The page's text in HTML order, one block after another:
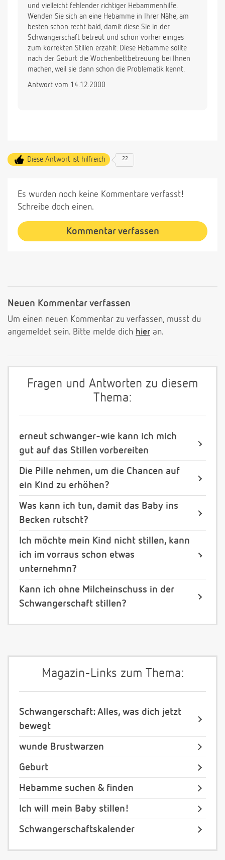
und vielleicht fehlender richtiger Hebammenhilfe.
Wenden Sie sich an eine Hebamme in Ihrer Nähe, am
besten schon recht bald, damit diese Sie in der
Schwangerschaft betreut und schon vorher einiges
zum korrekten Stillen erzählt. Diese Hebamme sollte
nach der Geburt die Wochenbettbetreuung bei Ihnen
machen, weil sie dann schon die Problematik kennt.
Antwort vom 14.12.2000
Diese Antwort ist hilfreich 22
Es wurden noch keine Kommentare verfasst!
Schreibe doch einen.
Kommentar verfassen
Neuen Kommentar verfassen
Um einen neuen Kommentar zu verfassen, musst du
angemeldet sein. Bitte melde dich hier an.
Fragen und Antworten zu diesem
Thema:
erneut schwanger-wie kann ich mich
gut auf das Stillen vorbereiten
Die Pille nehmen, um die Chancen auf
ein Kind zu erhöhen?
Was kann ich tun, damit das Baby ins
Becken rutscht?
Ich möchte mein Kind nicht stillen, kann
ich im vorraus schon etwas
unternehmn?
Kann ich ohne Milcheinschuss in der
Schwangerschaft stillen?
Magazin-Links zum Thema:
Schwangerschaft: Alles, was dich jetzt
bewegt
wunde Brustwarzen
Geburt
Hebamme suchen & finden
Ich will mein Baby stillen!
Schwangerschaftskalender